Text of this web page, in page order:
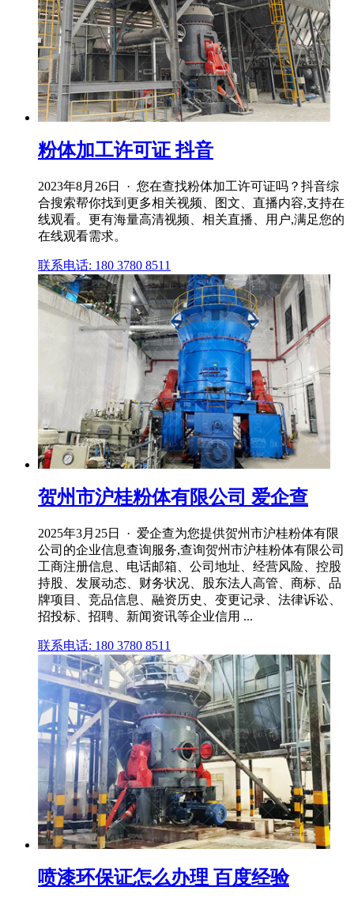
粉体加工许可证 抖音
2023年8月26日 · 您在查找粉体加工许可证吗？抖音综
合搜索帮你找到更多相关视频、图文、直播内容,支持在
线观看。更有海量高清视频、相关直播、用户,满足您的
在线观看需求。
联系电话: 180 3780 8511
贺州市沪桂粉体有限公司 爱企查
2025年3月25日 · 爱企查为您提供贺州市沪桂粉体有限
公司的企业信息查询服务,查询贺州市沪桂粉体有限公司
工商注册信息、电话邮箱、公司地址、经营风险、控股
持股、发展动态、财务状况、股东法人高管、商标、品
牌项目、竞品信息、融资历史、变更记录、法律诉讼、
招投标、招聘、新闻资讯等企业信用 ...
联系电话: 180 3780 8511
喷漆环保证怎么办理 百度经验